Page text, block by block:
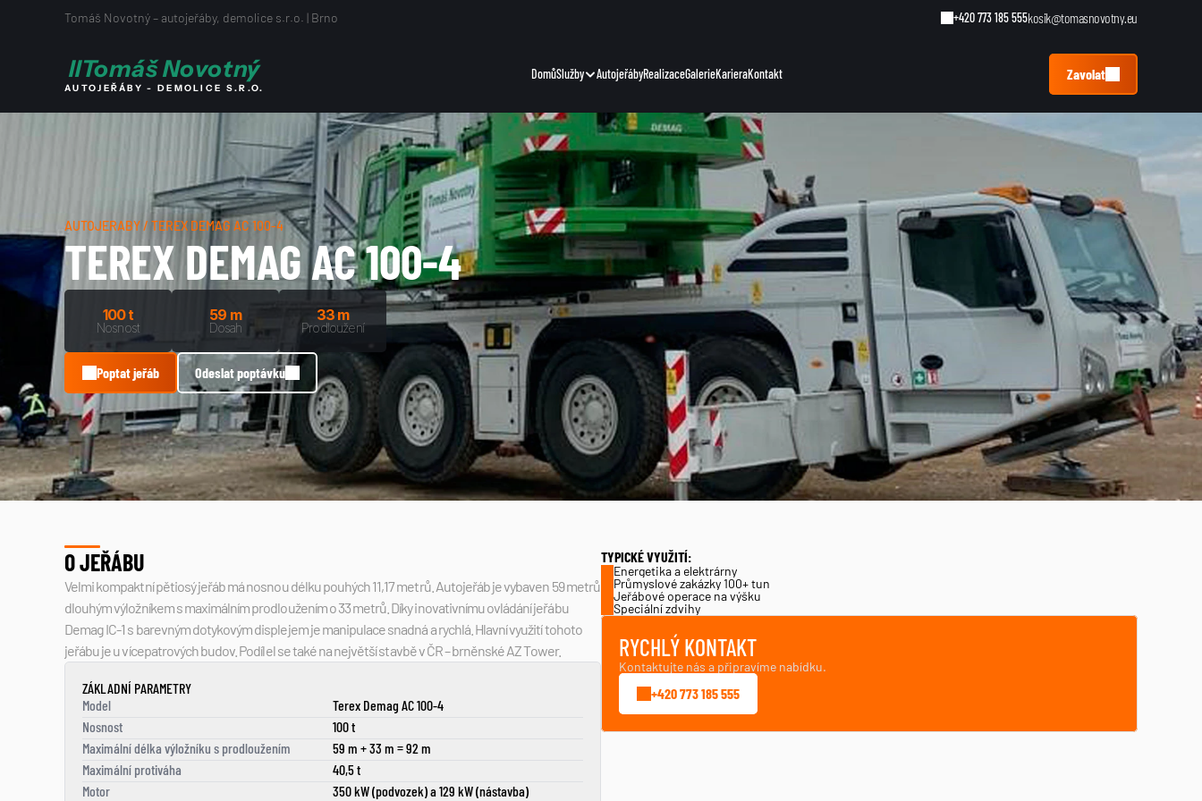
Tomáš Novotný – autojeřáby, demolice s.r.o. | Brno +420 773 185 555kosik@tomasnovotny.eu
IITomáš Novotný
AUTOJEŘÁBY - DEMOLICE S.R.O.
DomůSlužby AutojeřábyRealizaceGalerieKarieraKontakt Zavolat
AUTOJEŘÁBY / TEREX DEMAG AC 100-4
TEREX DEMAG AC 100-4
100 t
Nosnost
59 m
Dosah
33 m
Prodloužení
Poptat jeřáb Odeslat poptávku
O JEŘÁBU
Velmi kompaktní pětiosý jeřáb má nosnou délku pouhých 11,17 metrů. Autojeřáb je vybaven 59 metrů
dlouhým výložníkem s maximálním prodloužením o 33 metrů. Díky inovativnímu ovládání jeřábu
Demag IC-1 s barevným dotykovým displejem je manipulace snadná a rychlá. Hlavní využití tohoto
jeřábu je u vícepatrových budov. Podílel se také na největší stavbě v ČR – brněnské AZ Tower.
ZÁKLADNÍ PARAMETRY
Model
Terex Demag AC 100-4
Nosnost
100 t
Maximální délka výložníku s prodloužením
59 m + 33 m = 92 m
Maximální protiváha
40,5 t
Motor
350 kW (podvozek) a 129 kW (nástavba)
TYPICKÉ VYUŽITÍ:
Energetika a elektrárny
Průmyslové zakázky 100+ tun
Jeřábové operace na výšku
Speciální zdvihy
RYCHLÝ KONTAKT
Kontaktujte nás a připravíme nabídku.
+420 773 185 555